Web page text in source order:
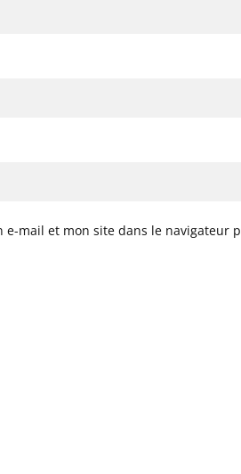
e-mail et mon site dans le navigateur